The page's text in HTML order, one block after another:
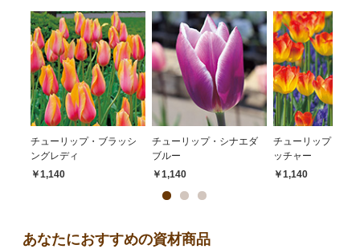
チューリップ・ブラッシ
ングレディ
￥1,140
チューリップ・シナエダ
ブルー
￥1,140
チューリップ・サ
ッチャー
￥1,140
あなたにおすすめの資材商品